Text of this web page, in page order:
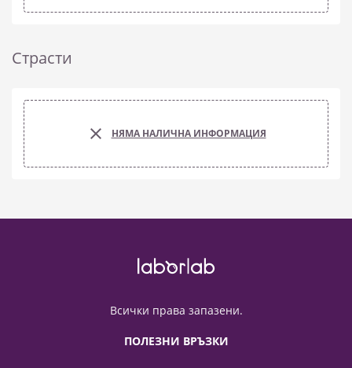
Страсти
НЯМА НАЛИЧНА ИНФОРМАЦИЯ
Всички права запазени.
ПОЛЕЗНИ ВРЪЗКИ